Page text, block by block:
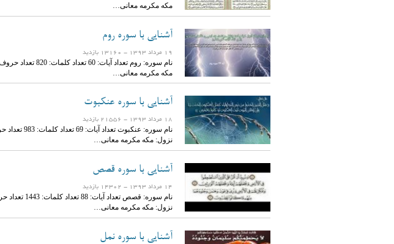
مکه مکرمه معانی…
آشنایی با سوره روم
19 مرداد 1393 - 13160 بازدید
مکه مکرمه معانی…
آشنایی با سوره عنکبوت
18 مرداد 1393 - 21556 بازدید
نزول: مکه مکرمه معانی…
آشنایی با سوره قصص
14 مرداد 1393 - 14302 بازدید
نزول: مکه مکرمه معانی…
آشنایی با سوره نمل